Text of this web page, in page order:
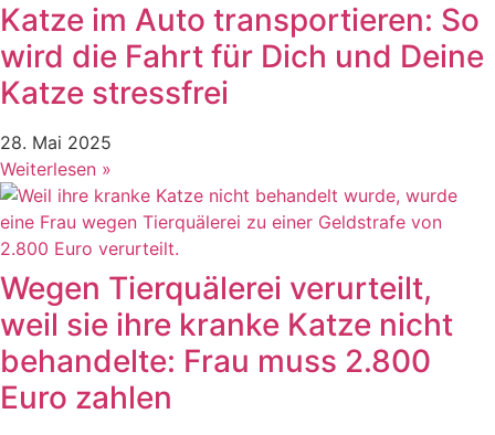
Katze im Auto transportieren: So
wird die Fahrt für Dich und Deine
Katze stressfrei
28. Mai 2025
Weiterlesen »
Wegen Tierquälerei verurteilt,
weil sie ihre kranke Katze nicht
behandelte: Frau muss 2.800
Euro zahlen